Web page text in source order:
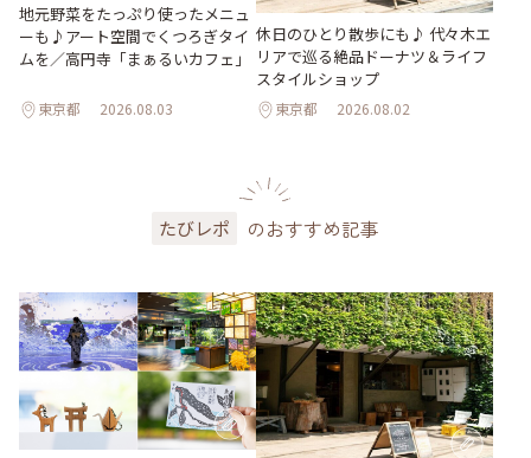
地元野菜をたっぷり使ったメニュ
ーも♪アート空間でくつろぎタイ
ムを／高円寺「まぁるいカフェ」
東京都 2026.08.03
休日のひとり散歩にも♪ 代々木エ
リアで巡る絶品ドーナツ＆ライフ
スタイルショップ
東京都 2026.08.02
たびレポ のおすすめ記事